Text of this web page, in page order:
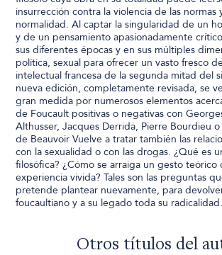
insurrección contra la violencia de las normas
normalidad. Al captar la singularidad de un
y de un pensamiento apasionadamente
sus diferentes épocas y en sus múltiples
política, sexual para ofrecer un vasto fresco
intelectual francesa de la segunda mitad del
nueva edición, completamente revisada, se
gran medida por numerosos elementos
de Foucault positivas o negativas con
Althusser, Jacques Derrida, Pierre Bourdieu
de Beauvoir Vuelve a tratar también las
con la sexualidad o con las drogas. ¿Qué es
filosófica? ¿Cómo se arraiga un gesto
experiencia vivida? Tales son las preguntas
pretende plantear nuevamente, para
foucaultiano y a su legado toda su radicalidad.
Otros títulos del